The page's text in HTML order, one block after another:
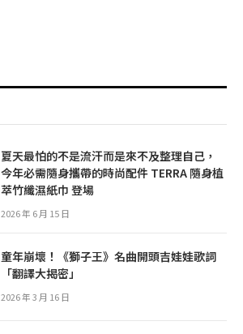
夏天最怕的不是流汗而是來不及整理自己，
今年必需隨身攜帶的時尚配件 TERRA 隨身植
萃竹纖濕紙巾 登場
2026 年 6 月 15 日
童年崩壞！《獅子王》名曲開頭吉娃娃歌詞
「翻譯大揭密」
2026 年 3 月 16 日